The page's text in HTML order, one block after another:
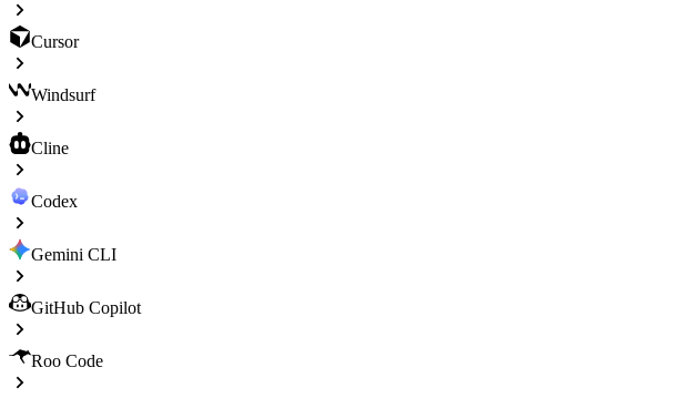
Cursor
Windsurf
Cline
Codex
Gemini CLI
GitHub Copilot
Roo Code